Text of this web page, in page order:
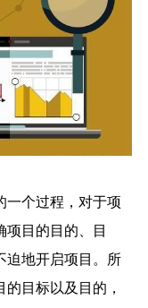
一个过程，对于项
项目的目的、目
迫地开启项目。所
目标以及目的，